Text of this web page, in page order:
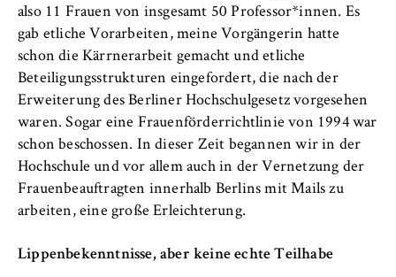
also 11 Frauen von insgesamt 50 Professor*innen. Es
gab etliche Vorarbeiten, meine Vorgängerin hatte
schon die Kärrnerarbeit gemacht und etliche
Beteiligungsstrukturen eingefordert, die nach der
Erweiterung des Berliner Hochschulgesetz vorgesehen
waren. Sogar eine Frauenförderrichtlinie von 1994 war
schon beschossen. In dieser Zeit begannen wir in der
Hochschule und vor allem auch in der Vernetzung der
Frauenbeauftragten innerhalb Berlins mit Mails zu
arbeiten, eine große Erleichterung.
Lippenbekenntnisse, aber keine echte Teilhabe
Cookie Laufzeit:
Für die Dauer der Browsersitzung
MARKETING
Youtube
Name:
VISITOR_INFO1_LIVE, YSC, yt-remote-